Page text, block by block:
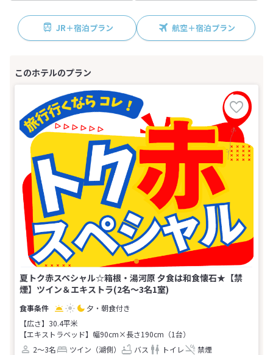
JR＋宿泊プラン 航空＋宿泊プラン
夏トク赤スペシャル☆箱根・湯河原 夕食は和食懐石★【禁
煙】ツイン＆エキストラ(2名～3名1室)
夕・朝食付き
【広さ】30.4平米
【エキストラベッド】幅90cm×長さ190cm（1台）
2～3名
ツイン（湖側） バス トイレ 禁煙